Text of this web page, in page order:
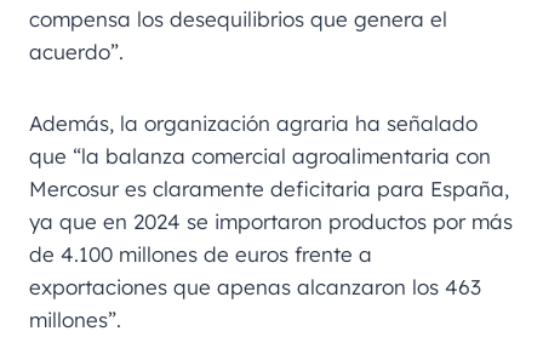
compensa los desequilibrios que genera el
acuerdo”.
Además, la organización agraria ha señalado
que “la balanza comercial agroalimentaria con
Mercosur es claramente deficitaria para España,
ya que en 2024 se importaron productos por más
de 4.100 millones de euros frente a
exportaciones que apenas alcanzaron los 463
millones”.